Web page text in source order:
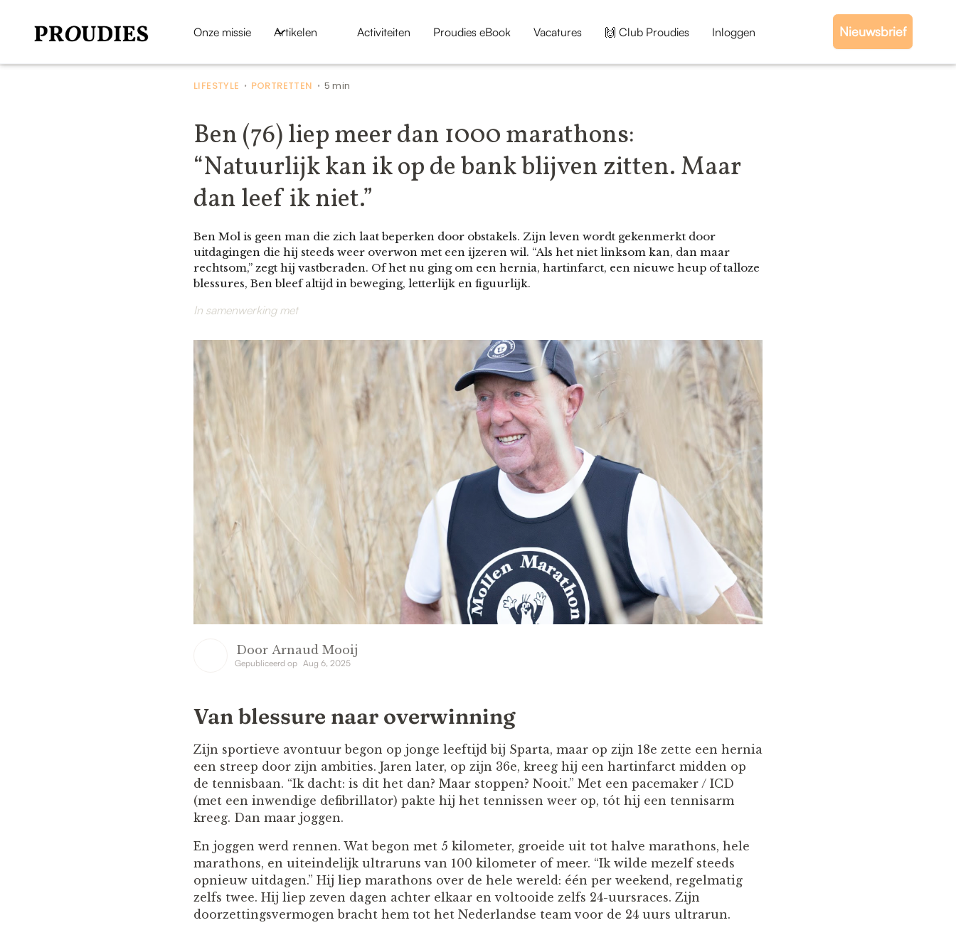
Onze missie Artikelen Activiteiten Proudies eBook Vacatures 🙌 Club Proudies Inloggen Nieuwsbrief
LIFESTYLE • PORTRETTEN • 5 min
Ben (76) liep meer dan 1000 marathons:
“Natuurlijk kan ik op de bank blijven zitten. Maar
dan leef ik niet.”
Ben Mol is geen man die zich laat beperken door obstakels. Zijn leven wordt gekenmerkt door
uitdagingen die hij steeds weer overwon met een ijzeren wil. “Als het niet linksom kan, dan maar
rechtsom,” zegt hij vastberaden. Of het nu ging om een hernia, hartinfarct, een nieuwe heup of talloze
blessures, Ben bleef altijd in beweging, letterlijk en figuurlijk.
In samenwerking met
Door Arnaud Mooij
Gepubliceerd op Aug 6, 2025
Van blessure naar overwinning
Zijn sportieve avontuur begon op jonge leeftijd bij Sparta, maar op zijn 18e zette een hernia
een streep door zijn ambities. Jaren later, op zijn 36e, kreeg hij een hartinfarct midden op
de tennisbaan. “Ik dacht: is dit het dan? Maar stoppen? Nooit.” Met een pacemaker / ICD
(met een inwendige defibrillator) pakte hij het tennissen weer op, tót hij een tennisarm
kreeg. Dan maar joggen.
En joggen werd rennen. Wat begon met 5 kilometer, groeide uit tot halve marathons, hele
marathons, en uiteindelijk ultraruns van 100 kilometer of meer. “Ik wilde mezelf steeds
opnieuw uitdagen.” Hij liep marathons over de hele wereld: één per weekend, regelmatig
zelfs twee. Hij liep zeven dagen achter elkaar en voltooide zelfs 24-uursraces. Zijn
doorzettingsvermogen bracht hem tot het Nederlandse team voor de 24 uurs ultrarun.